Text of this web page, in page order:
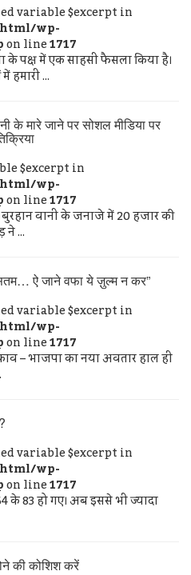
variable $excerpt in
wp-
on line1717
के पक्ष में एक साहसी फैसला किया है।
हमारी ...
के मारे जाने पर सोशल मीडिया पर
$excerpt in
wp-
on line1717
वानी के जनाजे में 20 हजार की
ने ...
ऐ जाने वफा ये ज़ुल्म न कर”
variable $excerpt in
wp-
on line1717
– भाजपा का नया अवतार हाल ही
variable $excerpt in
wp-
on line1717
के 83 हो गए। अब इससे भी ज्यादा
की कोशिश करें